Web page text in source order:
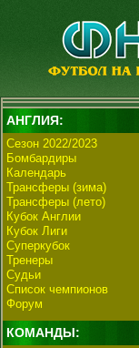
АНГЛИЯ:
Сезон 2022/2023
Бомбардиры
Календарь
Трансферы (зима)
Трансферы (лето)
Кубок Англии
Кубок Лиги
Суперкубок
Тренеры
Судьи
Список чемпионов
Форум
КОМАНДЫ: